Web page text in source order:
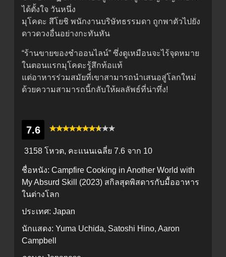
ได้ตั้งใจ วันหนึ่ง
มุโคดะ สึโยชิ พนักงานบริษัทธรรมดา ถูกพาตัวไปยัง
ดาวดวงอื่นอย่างกะทันหัน
“ร้านขายของชำออนไลน์” ซึ่งดูเหมือนจะไร้จุดหมาย
ในตอนแรกมุโคดะรู้สึกท้อแท้
แต่อาหารร่วมสมัยที่เขาสามารถนำเสนอสู่โลกใหม่
ด้วยความสามารถนี้กลับให้ผลลัพธ์ที่น่าทึ่ง!
7.6
3158 โหวต, คะแนนเฉลี่ย 7.6 จาก 10
ชื่อหนัง: Campfire Cooking in Another World with
My Absurd Skill (2023) สกิลสุดพิสดารกับมื้ออาหาร
ในต่างโลก
ประเทศ: Japan
นักแสดง: Yuma Uchida, Satoshi Hino, Aaron
Campbell